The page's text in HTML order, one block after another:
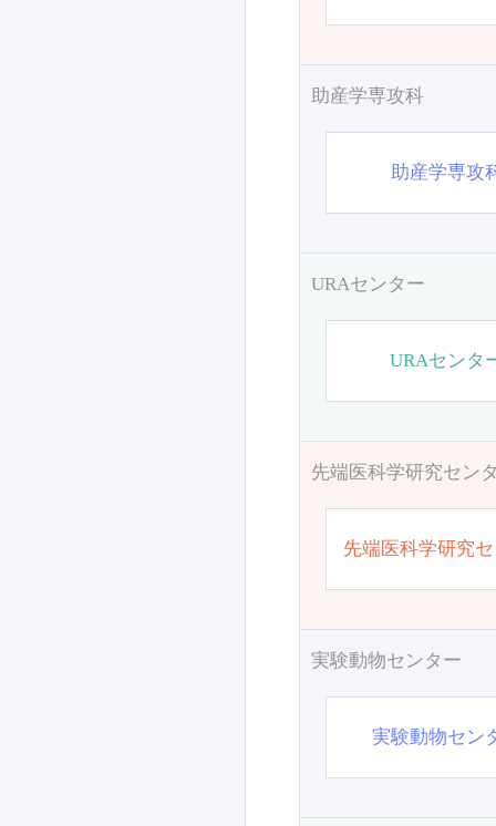
助産学専攻科
助産学専攻
URAセンター
URAセンタ
先端医科学研究セン
先端医科学研究
実験動物センター
実験動物セン